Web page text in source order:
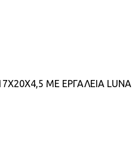
ΜΕ ΕΡΓΑΛΕΙΑ LUNA